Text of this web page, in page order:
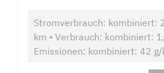
Stromverbrauch: kombiniert:
km • Verbrauch: kombiniert:
Emissionen: kombiniert: 42 g/